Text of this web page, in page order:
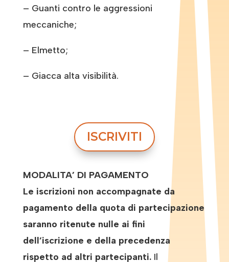
– Guanti contro le aggressioni
meccaniche;
– Elmetto;
– Giacca alta visibilità.
ISCRIVITI
MODALITA’ DI PAGAMENTO
Le iscrizioni non accompagnate da
pagamento della quota di partecipazione
saranno ritenute nulle ai fini
dell’iscrizione e della precedenza
rispetto ad altri partecipanti. Il